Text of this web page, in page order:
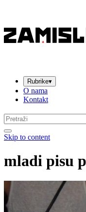
Rubrike▾
O nama
Kontakt
Pretraga:
Skip to content
mladi pisu